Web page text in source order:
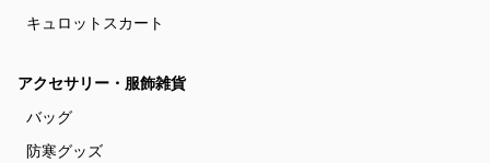
キュロットスカート
アクセサリー・服飾雑貨
バッグ
防寒グッズ